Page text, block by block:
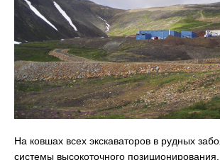
На ковшах всех экскаваторов в рудных
системы высокоточного